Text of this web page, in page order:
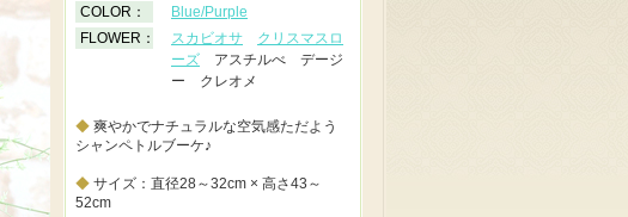
COLOR：
Blue/Purple
FLOWER：
スカビオサ
クリスマスロ
ーズ アスチルべ デージ
ー クレオメ
◆ 爽やかでナチュラルな空気感ただよう
シャンペトルブーケ♪
◆ サイズ：直径28～32cm × 高さ43～
52cm